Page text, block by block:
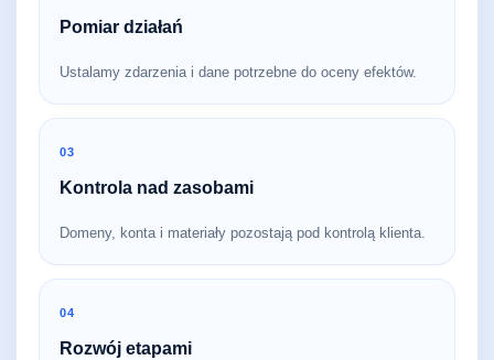
Pomiar działań
Ustalamy zdarzenia i dane potrzebne do oceny efektów.
03
Kontrola nad zasobami
Domeny, konta i materiały pozostają pod kontrolą klienta.
04
Rozwój etapami